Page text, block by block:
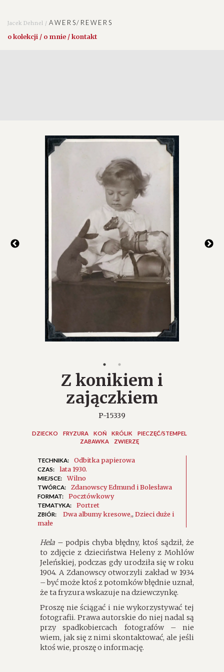
Jacek Dehnel /AWERS/REWERS
o kolekcji / o mnie / kontakt
Z konikiem i
zajączkiem
P-15339
DZIECKO FRYZURA KOŃ KRÓLIK
PIECZĘĆ/STEMPEL
ZABAWKA
ZWIERZĘ
TECHNIKA: Odbitka papierowa
CZAS: lata 1930.
MIEJSCE: Wilno
TWÓRCA: Zdanowscy Edmund i Bolesława
FORMAT: Pocztówkowy
TEMATYKA: Portret
ZBIÓR: Dwa albumy kresowe, Dzieci duże i
małe
Hela – podpis chyba błędny, ktoś sądził, że
to zdjęcie z dzieciństwa Heleny z Mohlów
Jeleńskiej, podczas gdy urodziła się w roku
1904. A Zdanowscy otworzyli zakład w 1934
– być może ktoś z potomków błędnie uznał,
że ta fryzura wskazuje na dziewczynkę.
Proszę nie ściągać i nie wykorzystywać tej
fotografii. Prawa autorskie do niej nadal są
przy spadkobiercach fotografów – nie
wiem, jak się z nimi skontaktować, ale jeśli
ktoś wie, proszę o informację.